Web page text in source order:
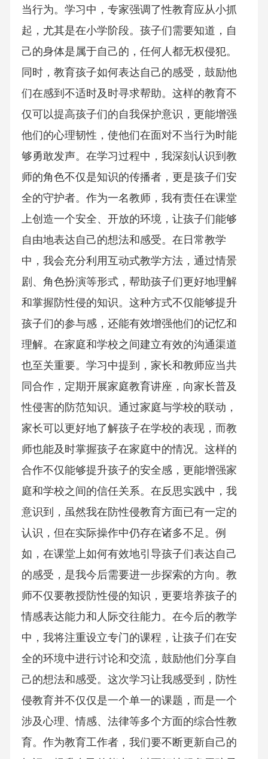
当行为。学习中，专家强调了性教育应从小抓
起，尤其是在小学阶段。孩子们需要知道，自
己的身体是属于自己的，任何人都无权侵犯。
同时，教育孩子如何表达自己的感受，鼓励他
们在感到不适时及时寻求帮助。这样的教育不
仅可以提高孩子们的自我保护意识，更能增强
他们的心理韧性，使他们在面对不当行为时能
够勇敢发声。在学习过程中，我深刻认识到教
师的角色不仅是知识的传播者，更是孩子们安
全的守护者。作为一名教师，我有责任在课堂
上创造一个安全、开放的环境，让孩子们能够
自由地表达自己的想法和感受。在日常教学
中，我会充分利用互动式教学方法，通过情景
剧、角色扮演等形式，帮助孩子们更好地理解
和掌握防性侵的知识。这种方式不仅能够提升
孩子们的参与感，还能有效增强他们的记忆和
理解。在家庭和学校之间建立有效的沟通渠道
也至关重要。学习中提到，家长和教师应当共
同合作，定期开展家庭教育讲座，向家长普及
性侵害的防范知识。通过家庭与学校的联动，
家长可以更好地了解孩子在学校的表现，而教
师也能及时掌握孩子在家庭中的情况。这样的
合作不仅能够提升孩子的安全感，更能增强家
庭和学校之间的信任关系。在反思实践中，我
意识到，虽然我在防性侵教育方面已有一定的
认识，但在实际操作中仍存在诸多不足。例
如，在课堂上如何有效地引导孩子们表达自己
的感受，是我今后需要进一步探索的方向。教
师不仅要教授防性侵的知识，更要培养孩子的
情感表达能力和人际交往能力。在今后的教学
中，我将注重设立专门的课程，让孩子们在安
全的环境中进行讨论和交流，鼓励他们分享自
己的想法和感受。这次学习让我感受到，防性
侵教育并不仅仅是一个单一的课题，而是一个
涉及心理、情感、法律等多个方面的综合性教
育。作为教育工作者，我们要不断更新自己的